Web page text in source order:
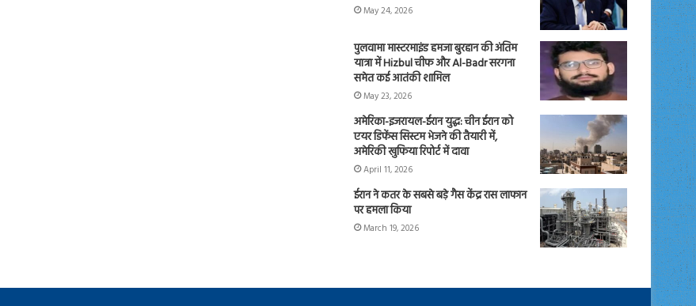
May 24, 2026
पुलवामा मास्टरमाइंड हमजा बुरहान की अंतिम
यात्रा में Hizbul चीफ और Al-Badr सरगना
समेत कई आतंकी शामिल
May 23, 2026
अमेरिका-इजरायल-ईरान युद्ध: चीन ईरान को
एयर डिफेंस सिस्टम भेजने की तैयारी में,
अमेरिकी खुफिया रिपोर्ट में दावा
April 11, 2026
ईरान ने कतर के सबसे बड़े गैस केंद्र रास लाफान
पर हमला किया
March 19, 2026